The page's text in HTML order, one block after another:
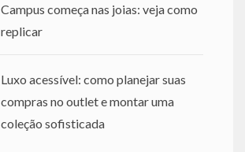
Campus começa nas joias: veja como
replicar
Luxo acessível: como planejar suas
compras no outlet e montar uma
coleção sofisticada